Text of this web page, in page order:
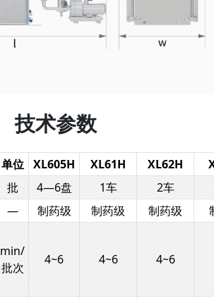
技术参数
单位 XL605H XL61H XL62H
批 4—6盘 1车
2车
— 制药级 制药级 制药级
min/
批次
4~6 4~6 4~6